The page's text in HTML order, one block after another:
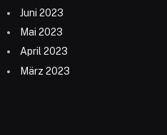
Juni 2023
Mai 2023
April 2023
März 2023